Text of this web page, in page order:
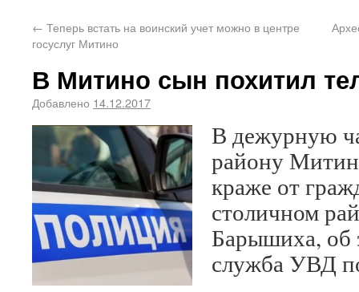
← Теперь встать на воинский учет можно в центре
госуслуг Митино
В Митино сын похитил
Добавлено 14.12.2017
В дежурную
району
краже от
столичном
Барышиха, об
служба УВД